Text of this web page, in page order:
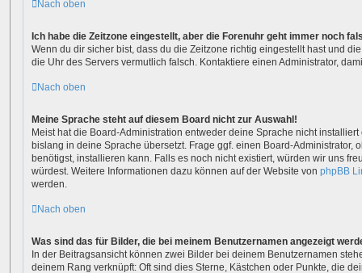
Nach oben
Ich habe die Zeitzone eingestellt, aber die Forenuhr geht immer noch
Wenn du dir sicher bist, dass du die Zeitzone richtig eingestellt hast und
die Uhr des Servers vermutlich falsch. Kontaktiere einen Administrator,
Nach oben
Meine Sprache steht auf diesem Board nicht zur Auswahl!
Meist hat die Board-Administration entweder deine Sprache nicht
bislang in deine Sprache übersetzt. Frage ggf. einen Board-Administrator,
benötigst, installieren kann. Falls es noch nicht existiert, würden wir uns
würdest. Weitere Informationen dazu können auf der Website von phpBB
werden.
Nach oben
Was sind das für Bilder, die bei meinem Benutzernamen angezeigt
In der Beitragsansicht können zwei Bilder bei deinem Benutzernamen
deinem Rang verknüpft: Oft sind dies Sterne, Kästchen oder Punkte, die